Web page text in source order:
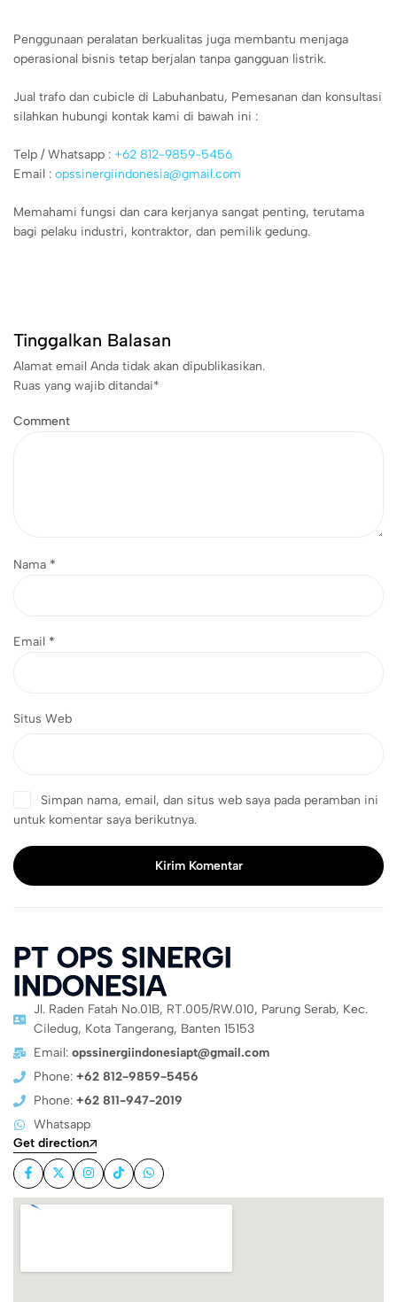
Penggunaan peralatan berkualitas juga membantu menjaga
operasional bisnis tetap berjalan tanpa gangguan listrik.
Jual trafo dan cubicle di Labuhanbatu, Pemesanan dan konsultasi
silahkan hubungi kontak kami di bawah ini :
Telp / Whatsapp : +62 812-9859-5456
Email : opssinergiindonesia@gmail.com
Memahami fungsi dan cara kerjanya sangat penting, terutama
bagi pelaku industri, kontraktor, dan pemilik gedung.
Tinggalkan Balasan
Alamat email Anda tidak akan dipublikasikan.
Ruas yang wajib ditandai*
Comment
Nama *
Email *
Situs Web
Simpan nama, email, dan situs web saya pada peramban ini
untuk komentar saya berikutnya.
Kirim Komentar
PT OPS SINERGI
INDONESIA
Jl. Raden Fatah No.01B, RT.005/RW.010, Parung Serab, Kec.
Ciledug, Kota Tangerang, Banten 15153
Email: opssinergiindonesiapt@gmail.com
Phone: +62 812-9859-5456
Phone: +62 811-947-2019
Whatsapp
Get direction